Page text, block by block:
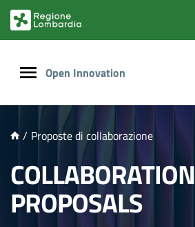
PRINCIPALE
Open Innovation
/ Proposte di collaborazione
COLLABORATION
PROPOSALS